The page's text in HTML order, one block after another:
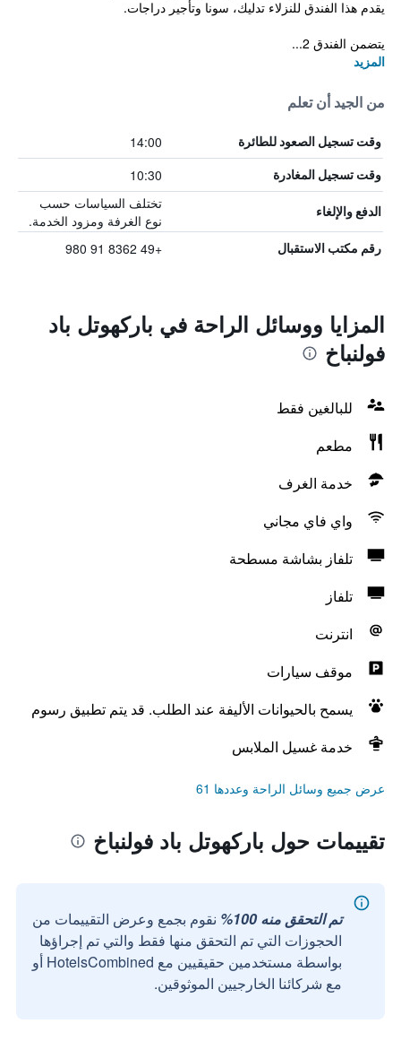
يقدم هذا الفندق للنزلاء تدليك، سونا وتأجير دراجات.
يتضمن الفندق 2...
المزيد
من الجيد أن تعلم
وقت تسجيل الصعود للطائرة 14:00
وقت تسجيل المغادرة 10:30
الدفع والإلغاء
تختلف السياسات حسب
نوع الغرفة ومزود الخدمة.
رقم مكتب الاستقبال +49 8362 91 980
المزايا ووسائل الراحة في باركهوتل باد
فولنباخ
للبالغين فقط
مطعم
خدمة الغرف
واي فاي مجاني
تلفاز بشاشة مسطحة
تلفاز
انترنت
موقف سيارات
يسمح بالحيوانات الأليفة عند الطلب. قد يتم تطبيق رسوم
خدمة غسيل الملابس
عرض جميع وسائل الراحة وعددها 61
تقييمات حول باركهوتل باد فولنباخ
تم التحقق منه 100%
نقوم بجمع وعرض التقييمات من
الحجوزات التي تم التحقق منها فقط والتي تم إجراؤها
بواسطة مستخدمين حقيقيين مع HotelsCombined أو
مع شركائنا الخارجيين الموثوقين.